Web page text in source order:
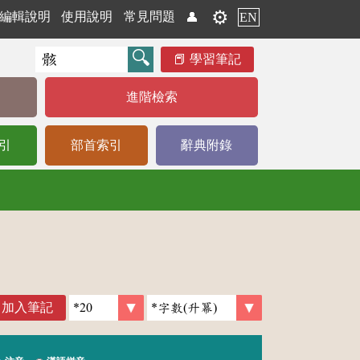
編輯說明 使用說明 常見問題 👤 ⚙️ EN
學習筆記
進階檢索
部首索引 辭典附錄
加入筆記